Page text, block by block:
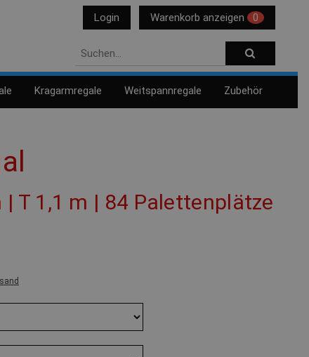
Login Warenkorb anzeigen 0
Kragarmregale Weitspannregale Zubehör
| T 1,1 m | 84 Palettenplätze